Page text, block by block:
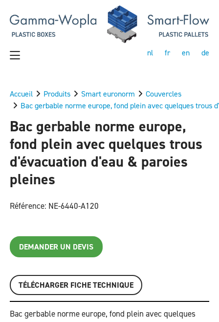
nl fr en de
Accueil Produits Smart euronorm
Couvercles
Bac gerbable norme europe, fond plein avec quelques trous
Bac gerbable norme europe,
fond plein avec quelques trous
d'évacuation d'eau & paroies
pleines
Référence: NE-6440-A120
DEMANDER UN DEVIS
TÉLÉCHARGER FICHE TECHNIQUE
Bac gerbable norme europe, fond plein avec quelques